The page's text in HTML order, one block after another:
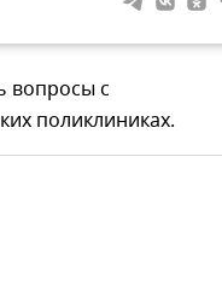
вопросы с
поликлиниках.